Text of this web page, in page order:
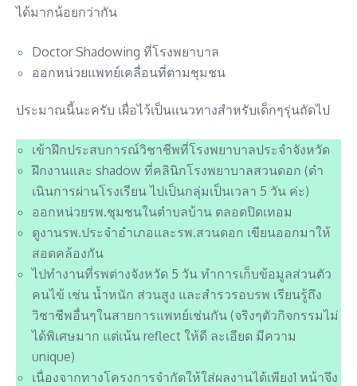
ได้มากน้อยกว่ากัน
Doctor Shadowing ที่โรงพยาบาล
ออกหน่วยแพทย์เคลื่อนที่ตามชุมชน
ประมาณนี้นะครับ เผื่อไว้เป็นแนวทางสำหรับเด็กๆรุ่นถัดไป
เข้าฝึกประสบการณ์วิชาชีพที่โรงพยาบาลประจำจังหวัด
ฝึกงานและ shadow ที่คลินิกโรงพยาบาลสวนดอก (ดํา
เนินการผ่านโรงเรียน ไปเป็นกลุ่มเป็นเวลา 5 วัน ค่ะ)
ออกหน่วยรพ.ชุมชนในตำบลบ้าน ตลอดปิดเทอม
ดูงานรพ.ประจำอำเภอและรพ.สวนดอก เขียนออกมาให้
สอดคล้องกัน
ไปทำงานที่รพต่างจังหวัด 5 วัน ทำการเก็บข้อมูลส่วนตัว
คนไข้ เช่น น้ำหนัก ส่วนสูง และสำรวรอบรพ เรียนรู้ถึง
วิชาชีพอื่นๆในสายการแพทย์เช่นกัน (จริงๆตัวกิจกรรมไม่
ได้พิเศษมาก แต่เน้น reflect ให้ดี ละเอียด มีความ
unique)
เนื่องจากทางโครงการจำกัดให้ใส่ผลงานได้เพียง1 หน้าจึง